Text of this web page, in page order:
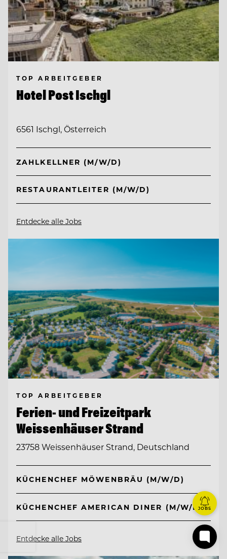
TOP ARBEITGEBER
Hotel Post Ischgl
6561 Ischgl, Österreich
ZAHLKELLNER (M/W/D)
RESTAURANTLEITER (M/W/D)
Entdecke alle Jobs
TOP ARBEITGEBER
Ferien- und Freizeitpark
Weissenhäuser Strand
23758 Weissenhäuser Strand, Deutschland
KÜCHENCHEF MÖWENBRÄU (M/W/D)
KÜCHENCHEF AMERICAN DINER (M/W/D)
Entdecke alle Jobs
JOBS